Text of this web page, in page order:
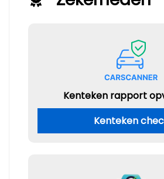
Kenteken rapport
Kenteken